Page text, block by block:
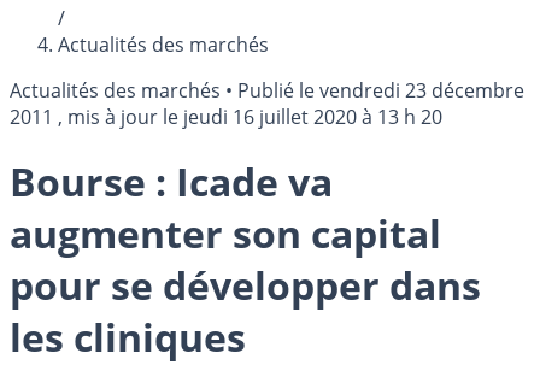
/
Actualités des marchés
Actualités des marchés • Publié levendredi 23 décembre
2011 , mis à jour le jeudi 16 juillet 2020 à 13 h 20
Bourse : Icade va
augmenter son capital
pour se développer dans
les cliniques